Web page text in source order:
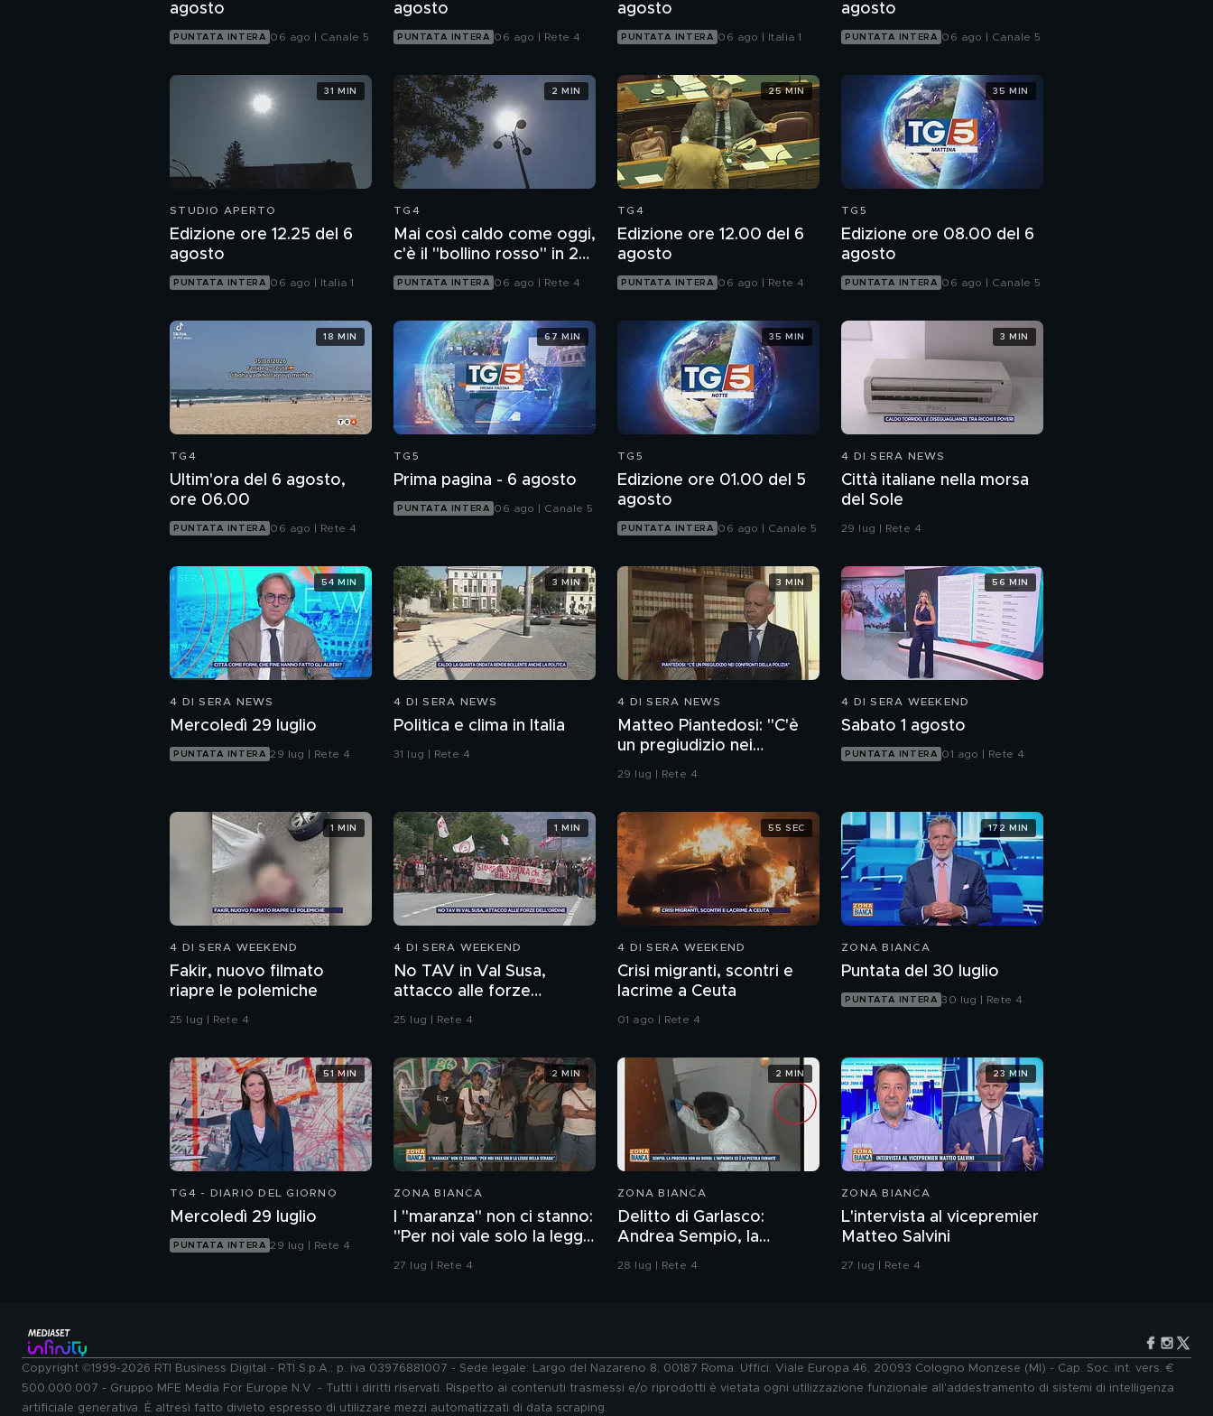
agosto
PUNTATA INTERA 06 ago | Canale 5
agosto
PUNTATA INTERA 06 ago | Rete 4
agosto
PUNTATA INTERA 06 ago | Italia 1
agosto
PUNTATA INTERA 06 ago | Canale 5
STUDIO APERTO
Edizione ore 12.25 del 6
agosto
PUNTATA INTERA 06 ago | Italia 1
31 MIN
TG4
Mai così caldo come oggi,
c'è il "bollino rosso" in 27
città
PUNTATA INTERA 06 ago | Rete 4
2 MIN
TG4
Edizione ore 12.00 del 6
agosto
PUNTATA INTERA 06 ago | Rete 4
25 MIN
TG5
Edizione ore 08.00 del 6
agosto
PUNTATA INTERA 06 ago | Canale 5
35 MIN
TG4
Ultim'ora del 6 agosto,
ore 06.00
PUNTATA INTERA 06 ago | Rete 4
18 MIN
TG5
Prima pagina - 6 agosto
PUNTATA INTERA 06 ago | Canale 5
67 MIN
TG5
Edizione ore 01.00 del 5
agosto
PUNTATA INTERA 06 ago | Canale 5
35 MIN
4 DI SERA NEWS
Città italiane nella morsa
del Sole
29 lug | Rete 4
3 MIN
4 DI SERA NEWS
Mercoledì 29 luglio
PUNTATA INTERA 29 lug | Rete 4
54 MIN
4 DI SERA NEWS
Politica e clima in Italia
31 lug | Rete 4
3 MIN
4 DI SERA NEWS
Matteo Piantedosi: "C'è
un pregiudizio nei
confronti della polizia"
29 lug | Rete 4
3 MIN
4 DI SERA WEEKEND
Sabato 1 agosto
PUNTATA INTERA 01 ago | Rete 4
56 MIN
4 DI SERA WEEKEND
Fakir, nuovo filmato
riapre le polemiche
25 lug | Rete 4
1 MIN
4 DI SERA WEEKEND
No TAV in Val Susa,
attacco alle forze
dell'ordine
25 lug | Rete 4
1 MIN
4 DI SERA WEEKEND
Crisi migranti, scontri e
lacrime a Ceuta
01 ago | Rete 4
55 SEC
ZONA BIANCA
Puntata del 30 luglio
PUNTATA INTERA 30 lug | Rete 4
172 MIN
TG4 - DIARIO DEL GIORNO
Mercoledì 29 luglio
PUNTATA INTERA 29 lug | Rete 4
51 MIN
ZONA BIANCA
I "maranza" non ci stanno:
"Per noi vale solo la legge
della strada"
27 lug | Rete 4
2 MIN
ZONA BIANCA
Delitto di Garlasco:
Andrea Sempio, la
Procura di Pavia non ha
28 lug | Rete 4
2 MIN
ZONA BIANCA
L'intervista al vicepremier
Matteo Salvini
27 lug | Rete 4
23 MIN
Copyright ©1999-2026 RTI Business Digital - RTI S.p.A.: p. iva 03976881007 - Sede legale: Largo del Nazareno 8, 00187 Roma. Uffici: Viale Europa 46, 20093 Cologno Monzese (MI) - Cap. Soc. int. vers. €
500.000.007 - Gruppo MFE Media For Europe N.V. - Tutti i diritti riservati. Rispetto ai contenuti trasmessi e/o riprodotti è vietata ogni utilizzazione funzionale all'addestramento di sistemi di intelligenza
artificiale generativa. È altresì fatto divieto espresso di utilizzare mezzi automatizzati di data scraping.